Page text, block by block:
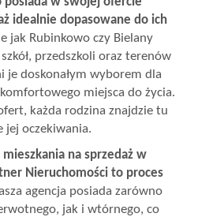
idealnie dopasowane do ich
jak Rubinkowo czy Bielany
przedszkoli oraz terenów
je doskonałym wyborem dla
miejsca do życia.
każda rodzina znajdzie tu
jej oczekiwania.
na sprzedaż w
Nieruchomości to proces
agencja posiada zarówno
jak i wtórnego, co